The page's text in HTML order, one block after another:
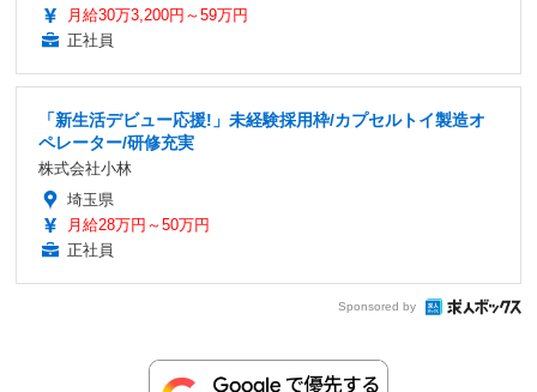
月給30万3,200円～59万円
正社員
「新生活デビュー応援!」未経験採用枠/カプセルトイ製造オ
ペレーター/研修充実
株式会社小林
埼玉県
月給28万円～50万円
正社員
Sponsored by